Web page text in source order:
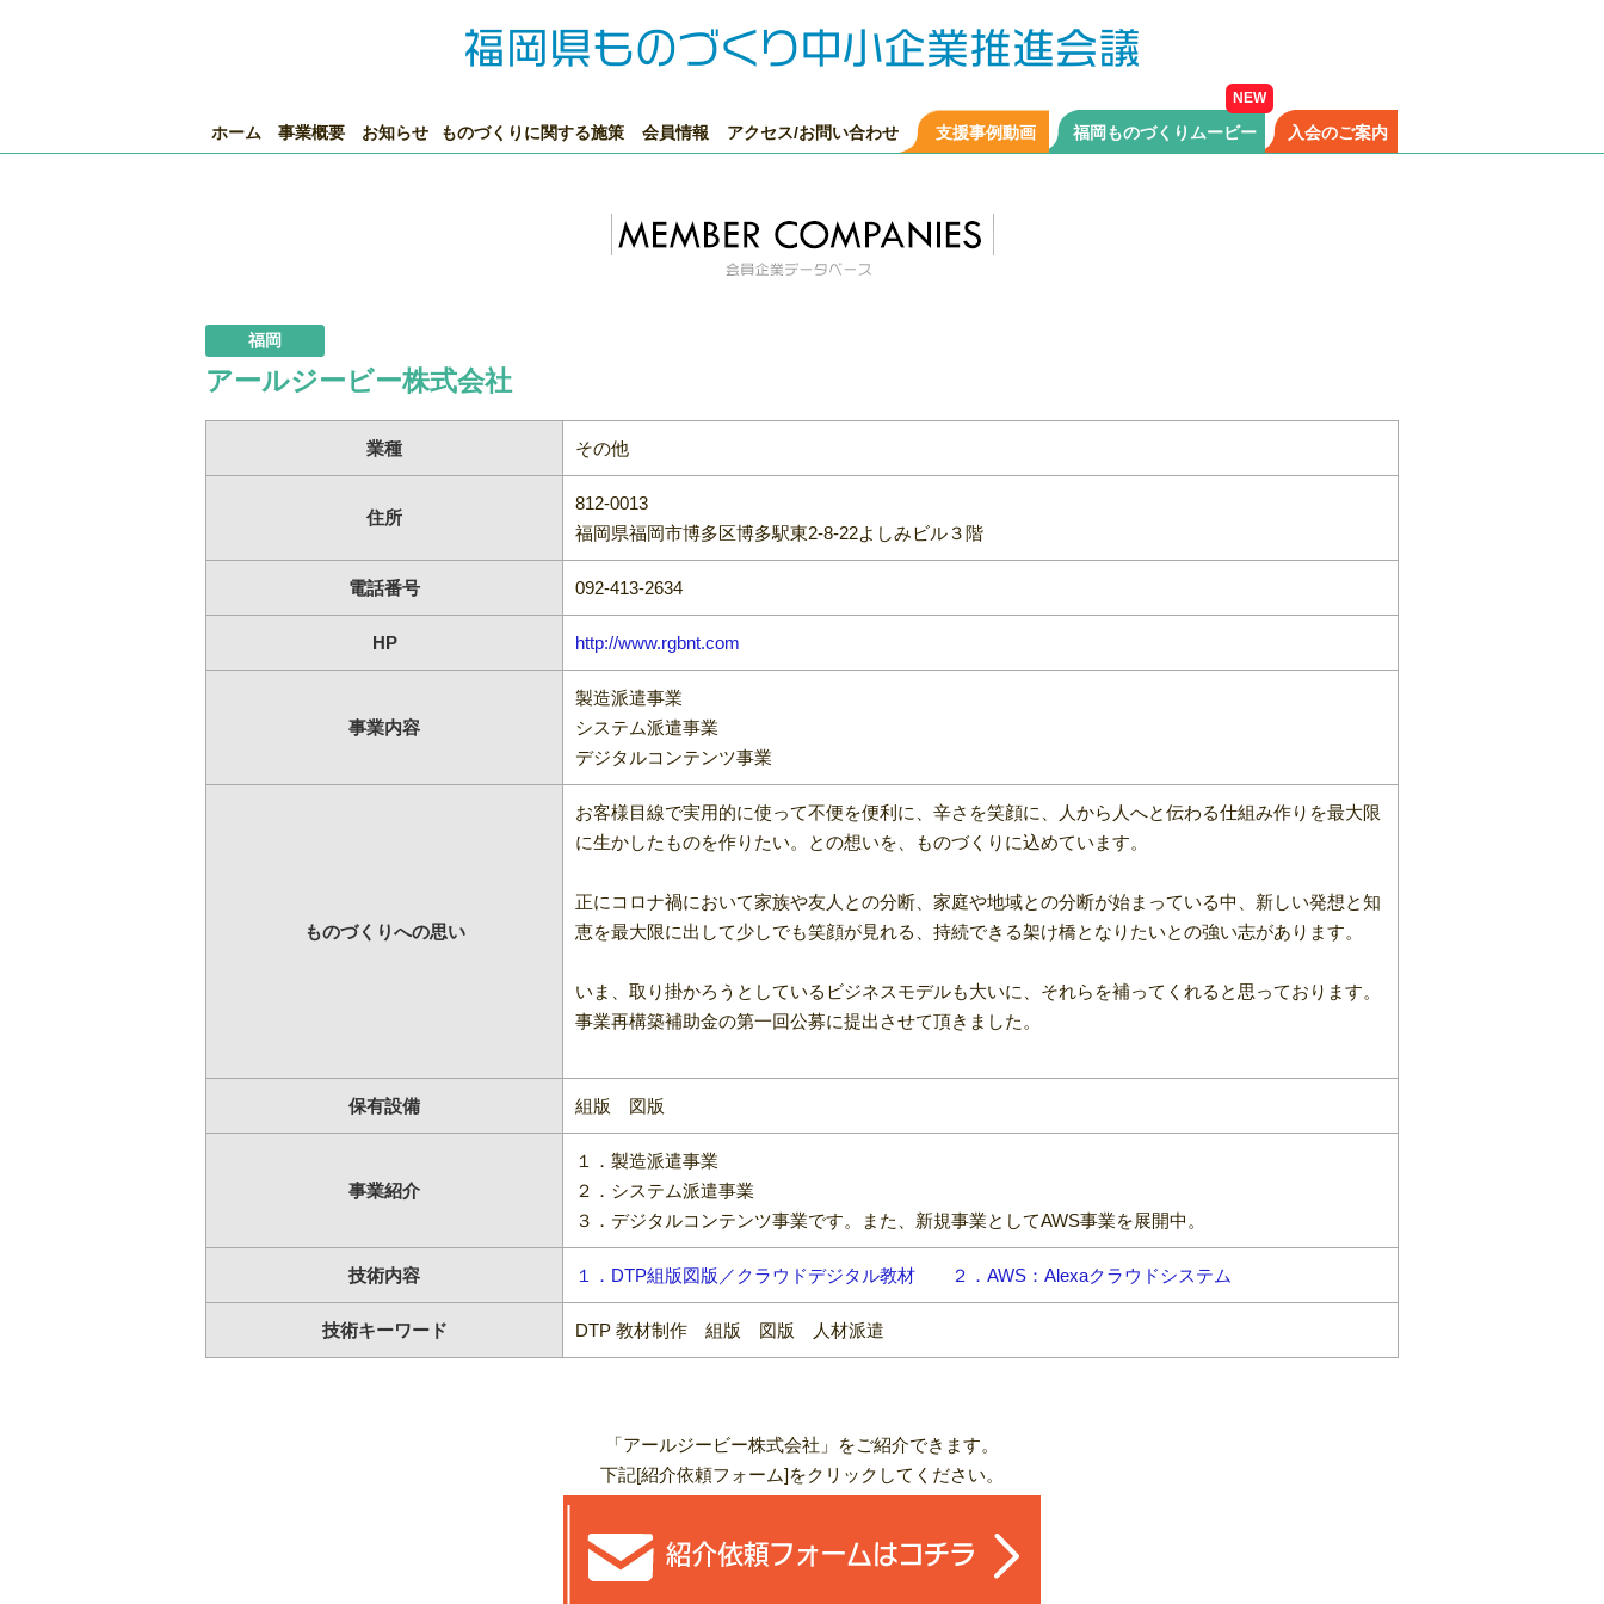
ホーム 事業概要 お知らせ ものづくりに関する施策 会員情報 アクセス/お問い合わせ 支援事例動画 福岡ものづくりムービー 入会のご案内
福岡
アールジービー株式会社
業種 その他
住所
812-0013
福岡県福岡市博多区博多駅東2-8-22よしみビル３階
電話番号 092-413-2634
HP http://www.rgbnt.com
事業内容
製造派遣事業
システム派遣事業
デジタルコンテンツ事業
ものづくりへの思い
お客様目線で実用的に使って不便を便利に、辛さを笑顔に、人から人へと伝わる仕組み作りを最大限
に生かしたものを作りたい。との想いを、ものづくりに込めています。
正にコロナ禍において家族や友人との分断、家庭や地域との分断が始まっている中、新しい発想と知
恵を最大限に出して少しでも笑顔が見れる、持続できる架け橋となりたいとの強い志があります。
いま、取り掛かろうとしているビジネスモデルも大いに、それらを補ってくれると思っております。
事業再構築補助金の第一回公募に提出させて頂きました。
保有設備 組版 図版
事業紹介
１．製造派遣事業
２．システム派遣事業
３．デジタルコンテンツ事業です。また、新規事業としてAWS事業を展開中。
技術内容 １．DTP組版図版／クラウドデジタル教材 ２．AWS：Alexaクラウドシステム
技術キーワード DTP 教材制作 組版 図版 人材派遣
「アールジービー株式会社」をご紹介できます。
下記[紹介依頼フォーム]をクリックしてください。